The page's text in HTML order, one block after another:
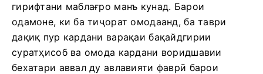
гирифтани маблағро манъ кунад. Барои
одамоне, ки ба тиҷорат омодаанд, ба таври
дақиқ пур кардани варақаи бақайдгирии
суратҳисоб ва омода кардани воридшавии
бехатари аввал ду авлавияти фаврӣ барои